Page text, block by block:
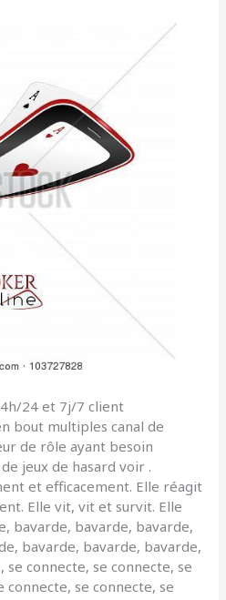
24 et 7j/7 client
bout multiples canal de
de rôle ayant besoin
jeux de hasard voir .
et efficacement. Elle réagit
Elle vit, vit et survit. Elle
bavarde, bavarde, bavarde,
bavarde, bavarde, bavarde,
se connecte, se connecte, se
connecte, se connecte, se